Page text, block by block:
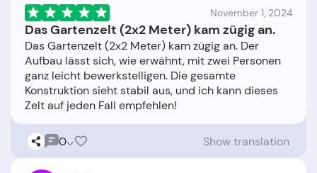
November 1, 2024
Das Gartenzelt (2x2 Meter) kam zügig an.
Das Gartenzelt (2x2 Meter) kam zügig an. Der
Aufbau lässt sich, wie erwähnt, mit zwei Personen
ganz leicht bewerkstelligen. Die gesamte
Konstruktion sieht stabil aus, und ich kann dieses
0 Show translation